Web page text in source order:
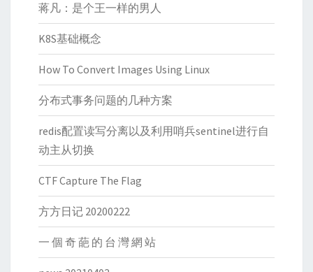
蒋凡：是个王一样的男人
K8S基础概念
How To Convert Images Using Linux
分布式事务问题的几种方案
redis配置读写分离以及利用哨兵sentinel进行自
动主从切换
CTF Capture The Flag
方方日记 20200222
一 個 奇 葩 的 台 灣 網 站